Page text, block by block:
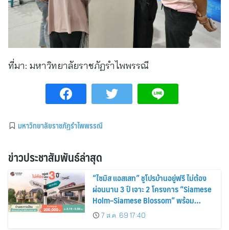
ที่มา: มหาวิทยาลัยราชภัฏรำไพพรรณี
มหาวิทยาลัยราชภัฏรำไพพรรณี
ข่าวประชาสัมพันธ์ล่าสุด
“ไซมิส แอสเสท” ชูโปรบ้านอยู่ฟรี ไม่ต้อง
ผ่อนนาน 3 ปี เจาะ 2 โครงการ “Siamese
Holm–Siamese Blossom” พร้อม
ส่วนลดและสิทธิพิเศษถึง 31 สิงหาคม
2569
7 ส.ค. 69 17:40